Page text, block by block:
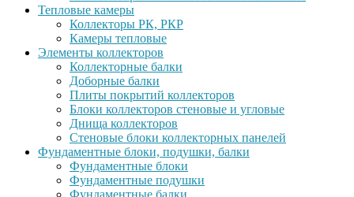
Тепловые камеры
Коллекторы РК, РКР
Камеры тепловые
Элементы коллекторов
Коллекторные балки
Доборные балки
Плиты покрытий коллекторов
Блоки коллекторов стеновые и угловые
Днища коллекторов
Стеновые блоки коллекторных панелей
Фундаментные блоки, подушки, балки
Фундаментные блоки
Фундаментные подушки
Фундаментные балки